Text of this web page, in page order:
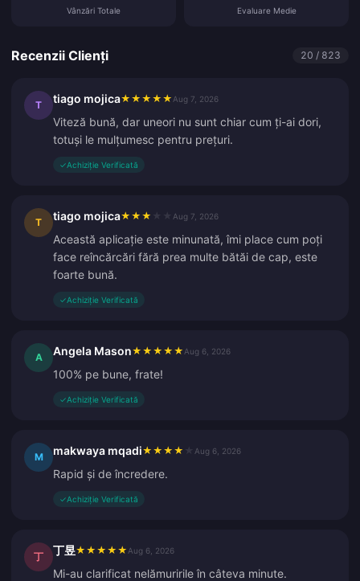
Vânzări Totale Evaluare Medie
Recenzii Clienți 20 / 823
T tiago mojica★ ★ ★ ★ ★ Aug 7, 2026
Viteză bună, dar uneori nu sunt chiar cum ți-ai dori,
totuși le mulțumesc pentru prețuri.
✓Achiziție Verificată
T tiago mojica★ ★ ★ Aug 7, 2026
Această aplicație este minunată, îmi place cum poți
face reîncărcări fără prea multe bătăi de cap, este
foarte bună.
✓Achiziție Verificată
A Angela Mason★ ★ ★ ★ ★ Aug 6, 2026
100% pe bune, frate!
✓Achiziție Verificată
M makwaya mqadi★ ★ ★ ★ Aug 6, 2026
Rapid și de încredere.
✓Achiziție Verificată
丁 丁昱★ ★ ★ ★ ★ Aug 6, 2026
Mi-au clarificat nelămuririle în câteva minute.